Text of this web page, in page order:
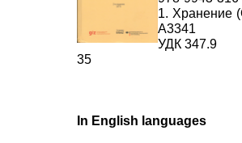
1. Хранение
А3341
УДК 347.9
35
In English languages